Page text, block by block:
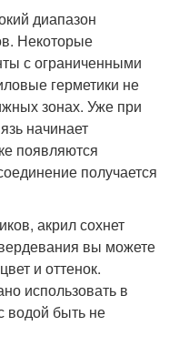
диапазон
Некоторые
с ограниченными
герметики не
зонах. Уже при
начинает
появляются
получается
акрил сохнет
вы можете
и оттенок.
использовать в
водой быть не